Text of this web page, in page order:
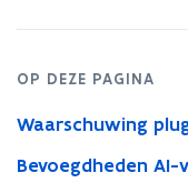
OP DEZE PAGINA
Waarschuwing
Bevoegdheden AI-